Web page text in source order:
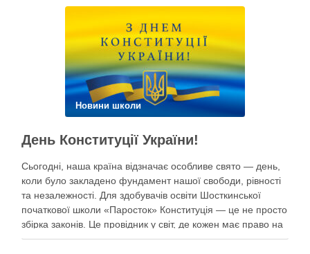
Новини школи
День Конституції України!
Сьогодні, наша країна відзначає особливе свято — день,
коли було закладено фундамент нашої свободи, рівності
та незалежності. Для здобувачів освіти Шосткинської
початкової школи «Паросток» Конституція — це не просто
збірка законів. Це провідник у світ, де кожен має право на
щасливе дитинство, освіту, безпеку та мрії під мирним